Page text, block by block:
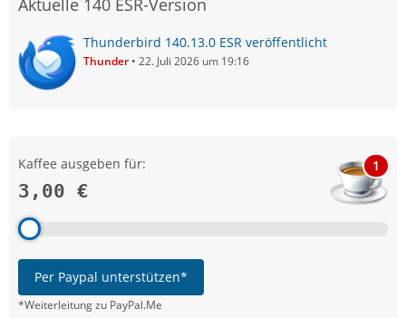
Aktuelle 140 ESR-Version
Thunderbird 140.13.0 ESR veröffentlicht
Thunder 22. Juli 2026 um 19:16
Kaffee ausgeben für:
3,00 €
1
Per Paypal unterstützen*
*Weiterleitung zu PayPal.Me